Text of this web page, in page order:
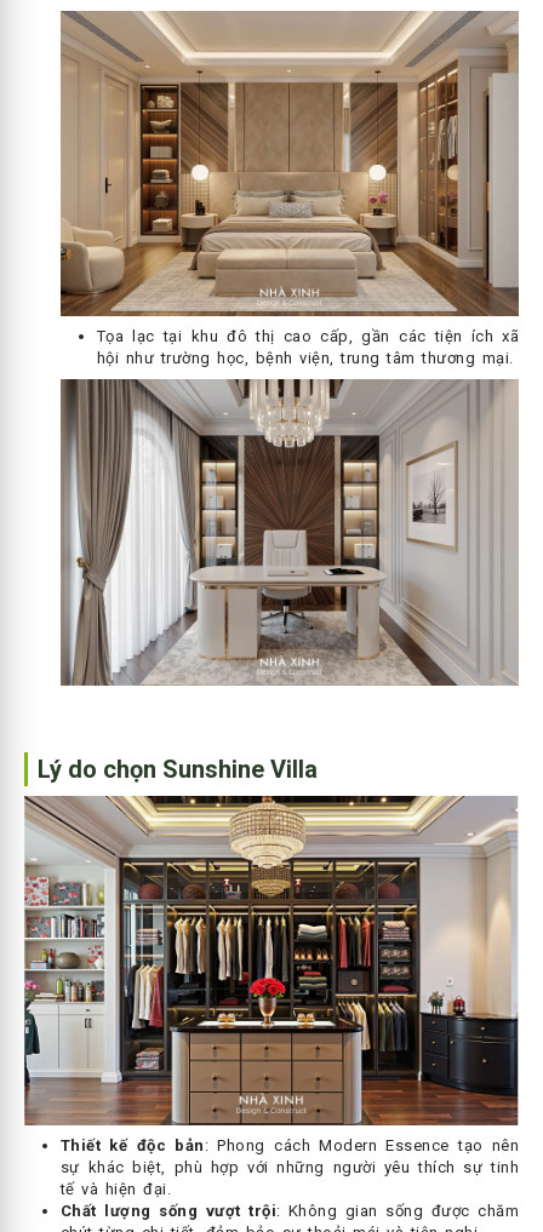
Tọa lạc tại khu đô thị cao cấp, gần các tiện ích xã
hội như trường học, bệnh viện, trung tâm thương mại.
Lý do chọn Sunshine Villa
Thiết kế độc bản : Phong cách Modern Essence tạo nên
sự khác biệt, phù hợp với những người yêu thích sự tinh
tế và hiện đại.
Chất lượng sống vượt trội: Không gian sống được chăm